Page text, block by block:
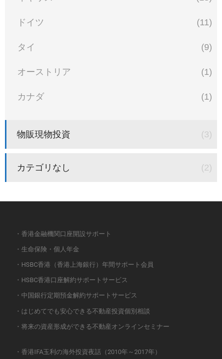
ドイツ (11)
タイ (9)
オーストリア (1)
カナダ (1)
物販現物投資 (3)
カテゴリなし (2)
・香港金融機関口座開設サポート
・生命保険・個人年金
・HSBC香港（香港上海銀行）年間サポート会員
・HSBC香港口座解約サポートサービス
・中国銀行定期預金解約サポートサービス
・はじめてでも安心できる不動産投資個別相談
・将来の資産形成ができる不動産オンラインセミナー
・香港IFA玉利の海外投資夜話（2010年～2017年）